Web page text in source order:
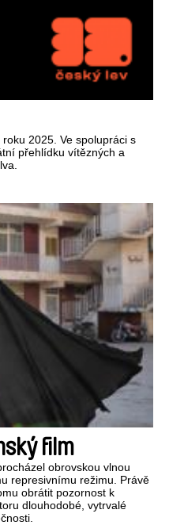
2025. Ve spolupráci s
přehlídku vítězných a
film
obrovskou vlnou
represivnímu režimu. Právě
obrátit pozornost k
dlouhodobé, vytrvalé